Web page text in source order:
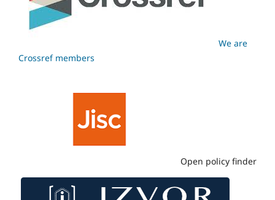
We are
Crossref members
Open policy finder